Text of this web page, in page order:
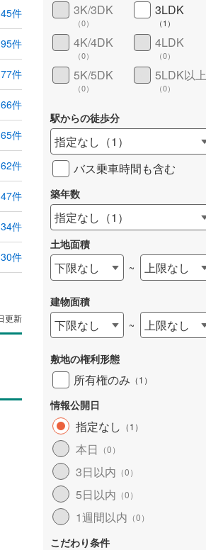
件
95件
77件
66件
65件
62件
47件
34件
30件
更新
3K/3DK
（0）
3LDK
（1 ）
4K/4DK
（0）
4LDK
（0）
5K/5DK
（0）
5LDK以上
（0）
駅からの徒歩分
指定なし （1 ）
バス乗車時間も含む
築年数
指定なし （1 ）
土地面積
下限なし ~ 上限なし
建物面積
下限なし ~ 上限なし
敷地の権利形態
所有権のみ （1 ）
情報公開日
指定なし （1 ）
本日 （0）
3日以内 （0）
5日以内 （0）
1週間以内 （0）
こだわり条件
詳しく見る